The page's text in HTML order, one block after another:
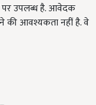
पर उपलब्ध है. आवेदक
की आवश्यकता नहीं है. वे